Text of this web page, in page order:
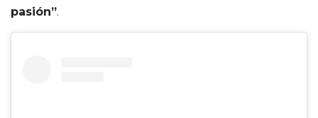
pasión”.